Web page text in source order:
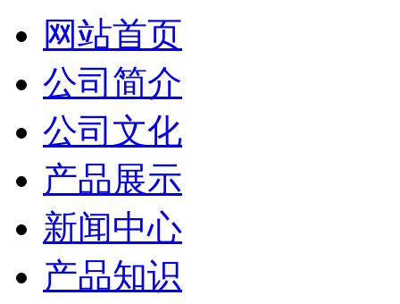
网站首页
公司简介
公司文化
产品展示
新闻中心
产品知识